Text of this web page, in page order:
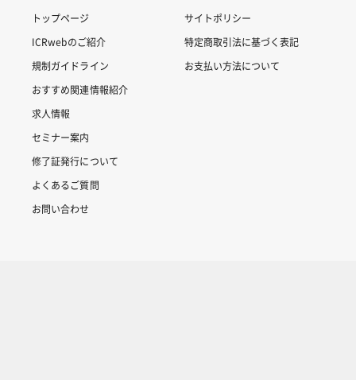
トップページ
ICRwebのご紹介
規制ガイドライン
おすすめ関連情報紹介
求人情報
セミナー案内
修了証発行について
よくあるご質問
お問い合わせ
サイトポリシー
特定商取引法に基づく表記
お支払い方法について